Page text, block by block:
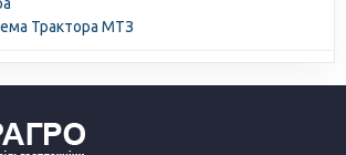
Трактора МТЗ